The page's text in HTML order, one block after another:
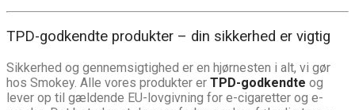
TPD-godkendte produkter – din sikkerhed er vigtig
Sikkerhed og gennemsigtighed er en hjørnesten i alt, vi gør
hos Smokey. Alle vores produkter er TPD-godkendte og
lever op til gældende EU-lovgivning for e-cigaretter og e-